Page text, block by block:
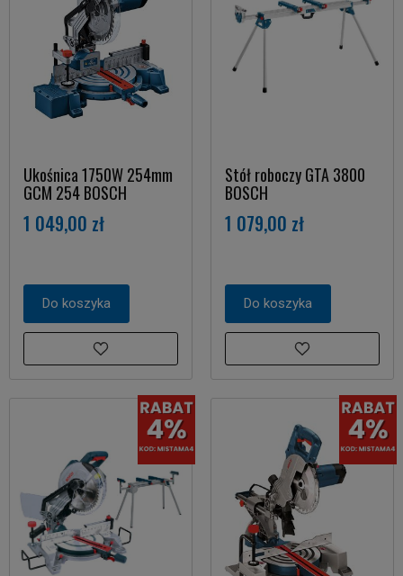
Ukośnica 1750W 254mm
GCM 254 BOSCH
1 049,00 zł
Do koszyka
Stół roboczy GTA 3800
BOSCH
1 079,00 zł
Do koszyka